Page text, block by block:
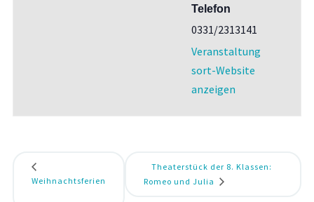
Telefon
0331/2313141
Veranstaltung
sort-Website
anzeigen
Weihnachtsferien
Theaterstück der 8. Klassen:
Romeo und Julia